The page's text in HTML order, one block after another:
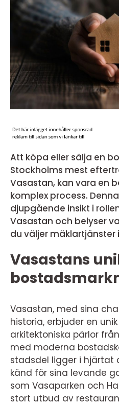
Att köpa eller sälja en
Stockholms mest
Vasastan, kan vara en
komplex process.
djupgående insikt i
Vasastan och belyser
du väljer
Vasastans
Vasastan, med sina
historia, erbjuder en
arkitektoniska pärlor
med moderna
stadsdel ligger i hjärtat
känd för sina levande
som Vasaparken och
stort utbud av